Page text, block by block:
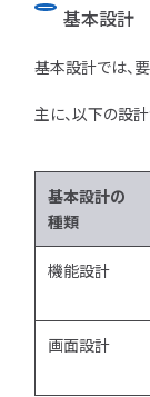
基本設計
基本設計では、
主に、以下の設計
基本設計の
種類
機能設計
画面設計